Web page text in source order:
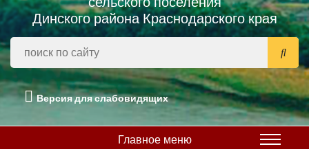
Динского района Краснодарского края
Версия для слабовидящих
Главное меню